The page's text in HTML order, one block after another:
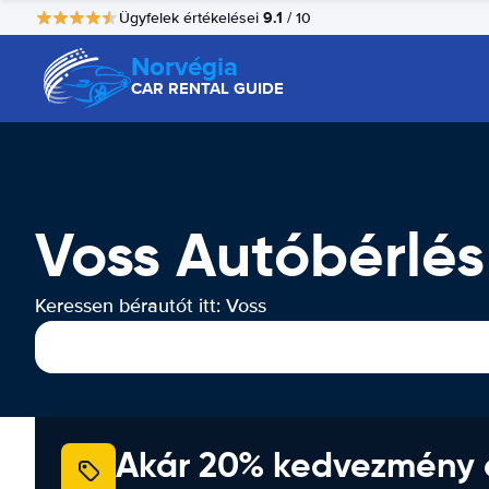
Ügyfelek értékelései 9.1 / 10
Norvégia
CAR RENTAL GUIDE
Voss Autóbérlés
Keressen bérautót itt: Voss
Akár 20% kedvezmény